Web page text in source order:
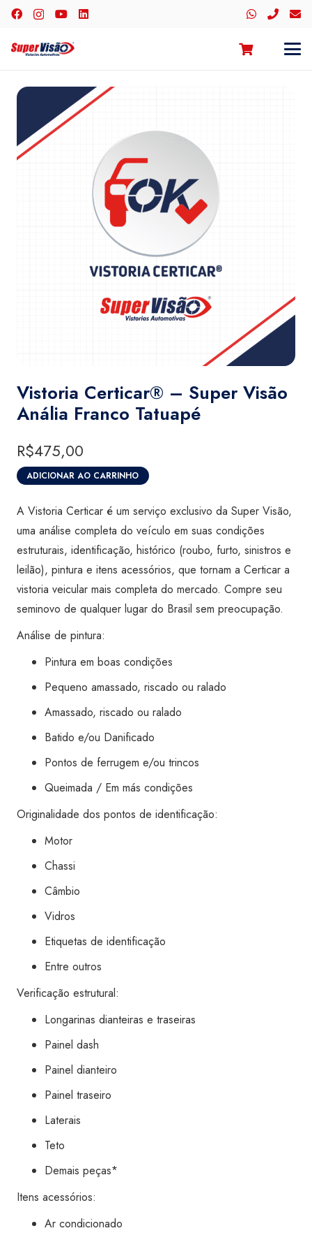
Vistoria Certicar® – Super Visão
Anália Franco Tatuapé
R$475,00
Vistoria
Certicar®
Super
Visão
Anália
Franco
quantidade
ADICIONAR AO CARRINHO
A Vistoria Certicar é um serviço exclusivo da Super Visão,
uma análise completa do veículo em suas condições
estruturais, identificação, histórico (roubo, furto, sinistros e
leilão), pintura e itens acessórios, que tornam a Certicar a
vistoria veicular mais completa do mercado. Compre seu
seminovo de qualquer lugar do Brasil sem preocupação.
Análise de pintura:
Pintura em boas condições
Pequeno amassado, riscado ou ralado
Amassado, riscado ou ralado
Batido e/ou Danificado
Pontos de ferrugem e/ou trincos
Queimada / Em más condições
Originalidade dos pontos de identificação:
Motor
Chassi
Câmbio
Vidros
Etiquetas de identificação
Entre outros
Verificação estrutural:
Longarinas dianteiras e traseiras
Painel dash
Painel dianteiro
Painel traseiro
Laterais
Teto
Demais peças*
Itens acessórios:
Ar condicionado